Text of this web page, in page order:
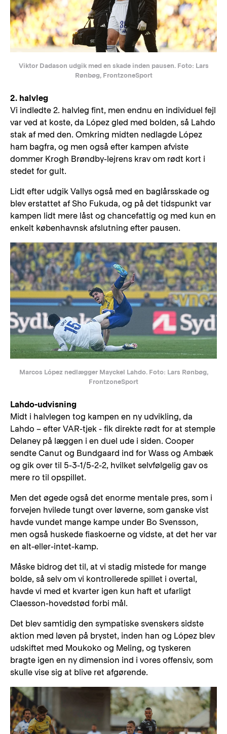
Viktor Dadason udgik med en skade inden pausen. Foto: Lars
Rønbøg, FrontzoneSport
2. halvleg
Vi indledte 2. halvleg fint, men endnu en individuel fejl
var ved at koste, da López gled med bolden, så Lahdo
stak af med den. Omkring midten nedlagde López
ham bagfra, og men også efter kampen afviste
dommer Krogh Brøndby-lejrens krav om rødt kort i
stedet for gult.
Lidt efter udgik Vallys også med en baglårsskade og
blev erstattet af Sho Fukuda, og på det tidspunkt var
kampen lidt mere låst og chancefattig og med kun en
enkelt københavnsk afslutning efter pausen.
Marcos López nedlægger Mayckel Lahdo. Foto: Lars Rønbøg,
FrontzoneSport
Lahdo-udvisning
Midt i halvlegen tog kampen en ny udvikling, da
Lahdo – efter VAR-tjek - fik direkte rødt for at stemple
Delaney på læggen i en duel ude i siden. Cooper
sendte Canut og Bundgaard ind for Wass og Ambæk
og gik over til 5-3-1/5-2-2, hvilket selvfølgelig gav os
mere ro til opspillet.
Men det øgede også det enorme mentale pres, som i
forvejen hvilede tungt over løverne, som ganske vist
havde vundet mange kampe under Bo Svensson,
men også huskede fiaskoerne og vidste, at det her var
en alt-eller-intet-kamp.
Måske bidrog det til, at vi stadig mistede for mange
bolde, så selv om vi kontrollerede spillet i overtal,
havde vi med et kvarter igen kun haft et ufarligt
Claesson-hovedstød forbi mål.
Det blev samtidig den sympatiske svenskers sidste
aktion med løven på brystet, inden han og López blev
udskiftet med Moukoko og Meling, og tyskeren
bragte igen en ny dimension ind i vores offensiv, som
skulle vise sig at blive ret afgørende.